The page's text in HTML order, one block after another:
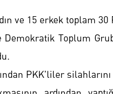
ve 15 erkek toplam
Toplum
PKK'liler